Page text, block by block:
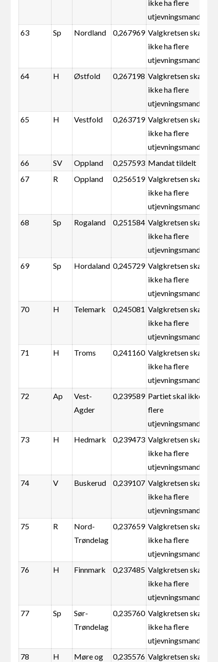
ikke ha flere
utjevningsmandater
63
Sp Nordland 0,267969 Valgkretsen skal
ikke ha flere
utjevningsmandater
64
H Østfold 0,267198 Valgkretsen skal
ikke ha flere
utjevningsmandater
65
H Vestfold 0,263719 Valgkretsen skal
ikke ha flere
utjevningsmandater
66
SV Oppland 0,257593 Mandat tildelt
67
R Oppland 0,256519 Valgkretsen skal
ikke ha flere
utjevningsmandater
68
Sp Rogaland 0,251584 Valgkretsen skal
ikke ha flere
utjevningsmandater
69
Sp Hordaland 0,245729 Valgkretsen skal
ikke ha flere
utjevningsmandater
70
H Telemark 0,245081 Valgkretsen skal
ikke ha flere
utjevningsmandater
71
H Troms 0,241160 Valgkretsen skal
ikke ha flere
utjevningsmandater
72
Ap
Vest-
Agder
0,239589 Partiet skal ikke ha
flere
utjevningsmandater
73
H Hedmark 0,239473 Valgkretsen skal
ikke ha flere
utjevningsmandater
74
V Buskerud 0,239107 Valgkretsen skal
ikke ha flere
utjevningsmandater
75
R
Nord-
Trøndelag
0,237659 Valgkretsen skal
ikke ha flere
utjevningsmandater
76
H Finnmark 0,237485 Valgkretsen skal
ikke ha flere
utjevningsmandater
77
Sp
Sør-
Trøndelag
0,235760 Valgkretsen skal
ikke ha flere
utjevningsmandater
78
H
Møre og
0,235576 Valgkretsen skal